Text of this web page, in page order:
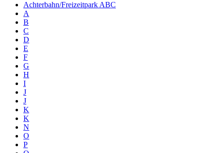
Achterbahn/Freizeitpark ABC
A
B
C
D
E
F
G
H
I
J
J
K
K
N
O
P